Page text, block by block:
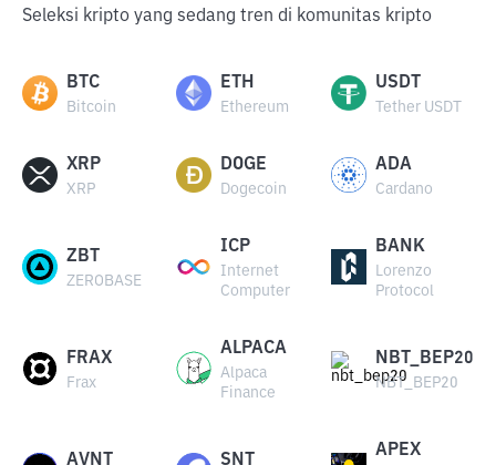
Seleksi kripto yang sedang tren di komunitas kripto
BTC
Bitcoin
ETH
Ethereum
USDT
Tether USDT
XRP
XRP
DOGE
Dogecoin
ADA
Cardano
ZBT
ZEROBASE
ICP
Internet
Computer
BANK
Lorenzo
Protocol
FRAX
Frax
ALPACA
Alpaca
Finance
NBT_BEP20
NBT_BEP20
AVNT SNT
APEX